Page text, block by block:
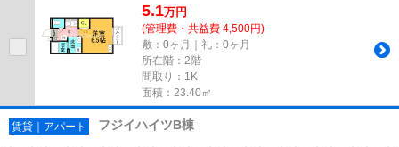
5.1万円
(管理費・共益費 4,500円)
敷：0ヶ月｜礼：0ヶ月
所在階：2階
間取り：1K
面積：23.40㎡
賃貸｜アパート フジイハイツB棟